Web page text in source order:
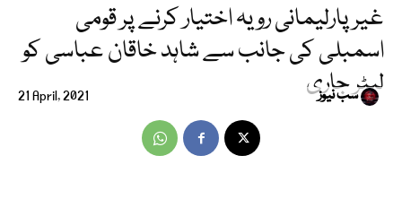
غیر پارلیمانی رویہ اختیار کرنے پر قومی
اسمبلی کی جانب سے شاہد خاقان عباسی کو
لیٹر جاری
21 April, 2021 سب نیوز